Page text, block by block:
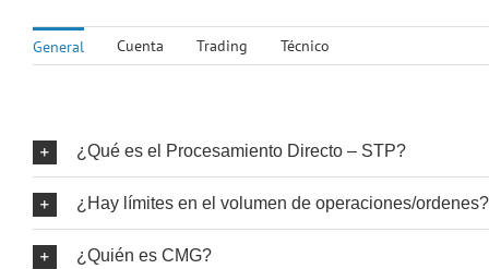
General Cuenta Trading Técnico
¿Qué es el Procesamiento Directo – STP?
¿Hay límites en el volumen de operaciones/ordenes?
¿Quién es CMG?